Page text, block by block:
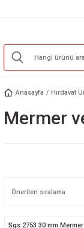
Anasayfa Hırdavat
Mermer
Sgs 2753 30 mm